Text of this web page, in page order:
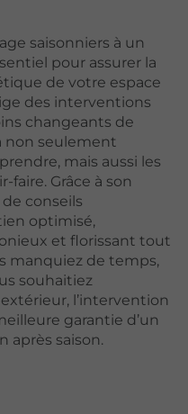
saisonniers à un
pour assurer la
de votre espace
des interventions
changeants de
non seulement
mais aussi les
faire. Grâce à son
conseils
optimisé,
et florissant tout
manquiez de temps,
souhaitiez
l’intervention
garantie d’un
après saison.